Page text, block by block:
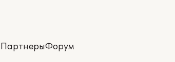
ПартнерыФорум